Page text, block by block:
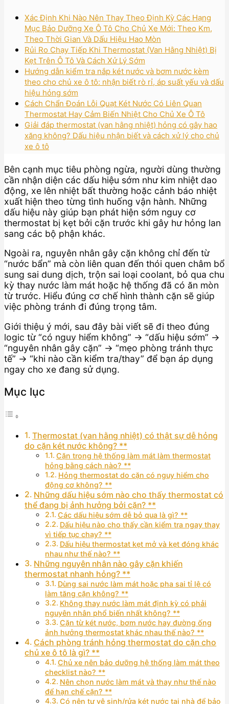
Xác Định Khi Nào Nên Thay Theo Định Kỳ Các Hạng
Mục Bảo Dưỡng Xe Ô Tô Cho Chủ Xe Mới: Theo Km,
Theo Thời Gian Và Dấu Hiệu Hao Mòn
Rủi Ro Chạy Tiếp Khi Thermostat (Van Hằng Nhiệt) Bị
Kẹt Trên Ô Tô Và Cách Xử Lý Sớm
Hướng dẫn kiểm tra nắp két nước và bơm nước kèm
theo cho chủ xe ô tô: nhận biết rò rỉ, áp suất yếu và dấu
hiệu hỏng sớm
Cách Chẩn Đoán Lỗi Quạt Két Nước Có Liên Quan
Thermostat Hay Cảm Biến Nhiệt Cho Chủ Xe Ô Tô
Giải đáp thermostat (van hằng nhiệt) hỏng có gây hao
xăng không? Dấu hiệu nhận biết và cách xử lý cho chủ
xe ô tô
Bên cạnh mục tiêu phòng ngừa, người dùng thường
cần nhận diện các dấu hiệu sớm như kim nhiệt dao
động, xe lên nhiệt bất thường hoặc cảnh báo nhiệt
xuất hiện theo từng tình huống vận hành. Những
dấu hiệu này giúp bạn phát hiện sớm nguy cơ
thermostat bị kẹt bởi cặn trước khi gây hư hỏng lan
sang các bộ phận khác.
Ngoài ra, nguyên nhân gây cặn không chỉ đến từ
“nước bẩn” mà còn liên quan đến thói quen châm bổ
sung sai dung dịch, trộn sai loại coolant, bỏ qua chu
kỳ thay nước làm mát hoặc hệ thống đã có ăn mòn
từ trước. Hiểu đúng cơ chế hình thành cặn sẽ giúp
việc phòng tránh đi đúng trọng tâm.
Giới thiệu ý mới, sau đây bài viết sẽ đi theo đúng
logic từ “có nguy hiểm không” → “dấu hiệu sớm” →
“nguyên nhân gây cặn” → “mẹo phòng tránh thực
tế” → “khi nào cần kiểm tra/thay” để bạn áp dụng
ngay cho xe đang sử dụng.
Mục lục
Thermostat (van hằng nhiệt) có thật sự dễ hỏng
do cặn két nước không? **
Cặn trong hệ thống làm mát làm thermostat
hỏng bằng cách nào? **
Hỏng thermostat do cặn có nguy hiểm cho
động cơ không? **
Những dấu hiệu sớm nào cho thấy thermostat có
thể đang bị ảnh hưởng bởi cặn? **
Các dấu hiệu sớm dễ bỏ qua là gì? **
Dấu hiệu nào cho thấy cần kiểm tra ngay thay
vì tiếp tục chạy? **
Dấu hiệu thermostat kẹt mở và kẹt đóng khác
nhau như thế nào? **
Những nguyên nhân nào gây cặn khiến
thermostat nhanh hỏng? **
Dùng sai nước làm mát hoặc pha sai tỉ lệ có
làm tăng cặn không? **
Không thay nước làm mát định kỳ có phải
nguyên nhân phổ biến nhất không? **
Cặn từ két nước, bơm nước hay đường ống
ảnh hưởng thermostat khác nhau thế nào? **
Cách phòng tránh hỏng thermostat do cặn cho
chủ xe ô tô là gì? **
Chủ xe nên bảo dưỡng hệ thống làm mát theo
checklist nào? **
Nên chọn nước làm mát và thay như thế nào
để hạn chế cặn? **
Có nên tự vệ sinh/rửa két nước tại nhà để bảo